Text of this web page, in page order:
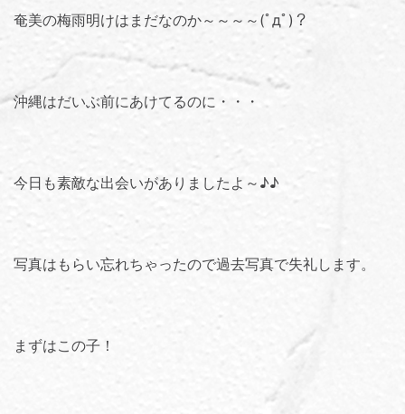
奄美の梅雨明けはまだなのか～～～～(ﾟдﾟ)？
沖縄はだいぶ前にあけてるのに・・・
今日も素敵な出会いがありましたよ～♪♪
写真はもらい忘れちゃったので過去写真で失礼します。
まずはこの子！